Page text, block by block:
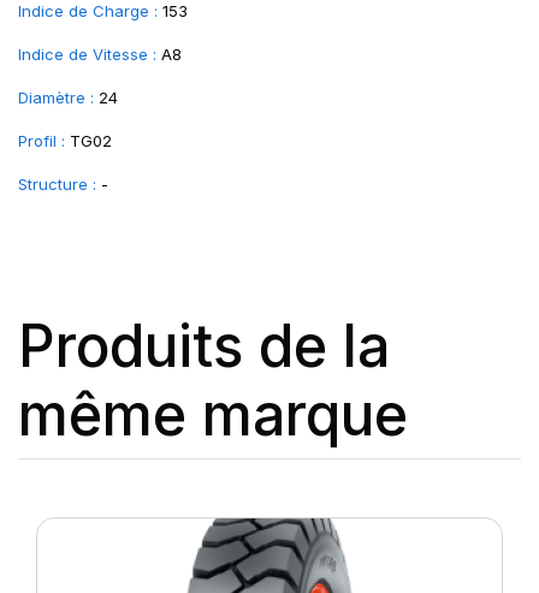
Indice de Charge : 153
Indice de Vitesse : A8
Diamètre : 24
Profil : TG02
Structure : -
Produits de la
même marque